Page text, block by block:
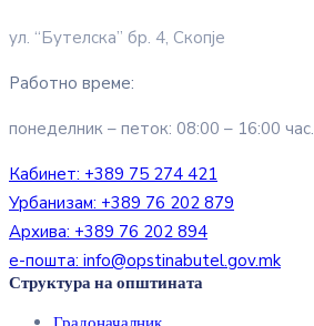
ул. “Бутелска” бр. 4, Скопје
Работно време:
понеделник – петок: 08:00 – 16:00 час.
Кабинет: +389 75 274 421
Урбанизам: +389 76 202 879
Архива: +389 76 202 894
е-пошта: info@opstinabutel.gov.mk
Структура на општината